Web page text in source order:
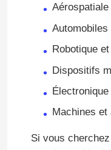
Automobiles
Robotique
Dispositifs
Machines
Si vous